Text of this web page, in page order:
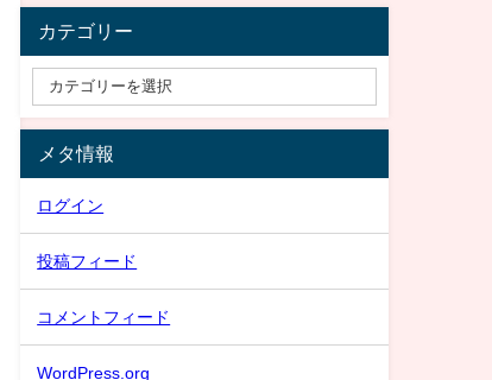
カテゴリー
メタ情報
ログイン
投稿フィード
コメントフィード
WordPress.org